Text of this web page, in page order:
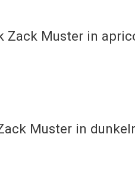
Zack Muster in
Muster in